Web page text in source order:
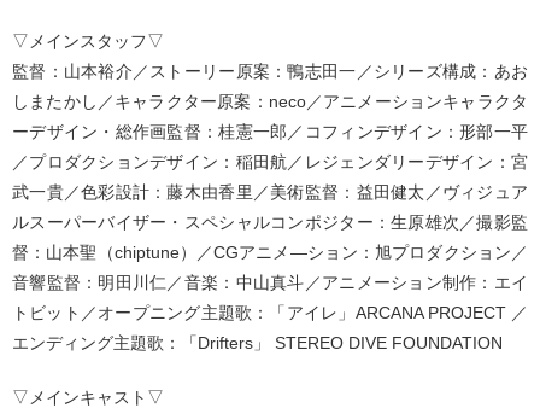
▽メインスタッフ▽
監督：山本裕介／ストーリー原案：鴨志田一／シリーズ構成：あお
しまたかし／キャラクター原案：neco／アニメーションキャラクタ
ーデザイン・総作画監督：桂憲一郎／コフィンデザイン：形部一平
／プロダクションデザイン：稲田航／レジェンダリーデザイン：宮
武一貴／色彩設計：藤木由香里／美術監督：益田健太／ヴィジュア
ルスーパーバイザー・スペシャルコンポジター：生原雄次／撮影監
督：山本聖（chiptune）／CGアニメ―ション：旭プロダクション／
音響監督：明田川仁／音楽：中山真斗／アニメーション制作：エイ
トビット／オープニング主題歌：「アイレ」ARCANA PROJECT ／
エンディング主題歌：「Drifters」 STEREO DIVE FOUNDATION
▽メインキャスト▽